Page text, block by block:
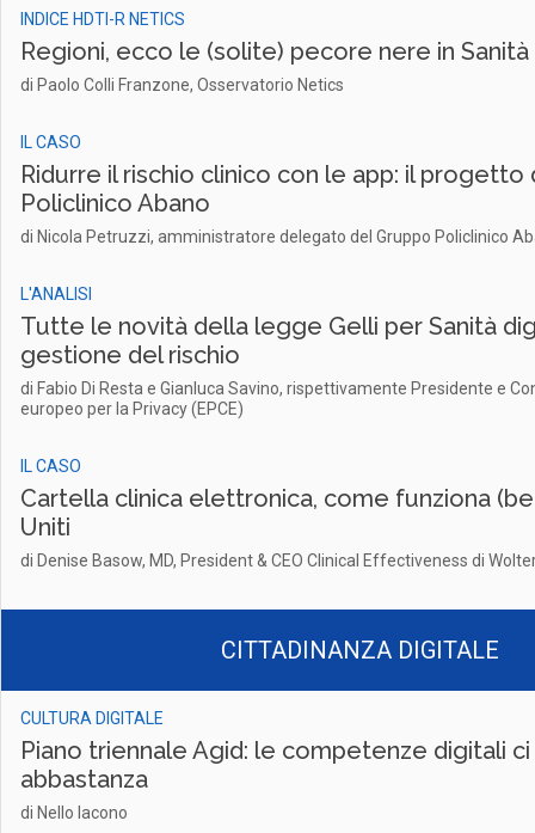
INDICE HDTI-R NETICS
Regioni, ecco le (solite) pecore nere in
di Paolo Colli Franzone, Osservatorio Netics
IL CASO
Ridurre il rischio clinico con le app: il progetto
Policlinico Abano
di Nicola Petruzzi, amministratore delegato del Gruppo Policlinico
L'ANALISI
Tutte le novità della legge Gelli per Sanità
gestione del rischio
di Fabio Di Resta e Gianluca Savino, rispettivamente Presidente e
europeo per la Privacy (EPCE)
IL CASO
Cartella clinica elettronica, come funziona
Uniti
di Denise Basow, MD, President & CEO Clinical Effectiveness di
CITTADINANZA DIGITALE
CULTURA DIGITALE
Piano triennale Agid: le competenze digitali
abbastanza
di Nello Iacono